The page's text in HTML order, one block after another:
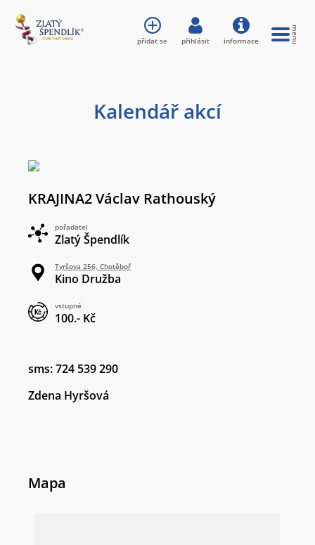
Kalendář akcí
KRAJINA2 Václav Rathouský
pořadatel
Zlatý Špendlík
Tyršova 256, Chotěboř
Kino Družba
vstupné
100.- Kč
sms: 724 539 290
Zdena Hyršová
Mapa
přidat se přihlásit informace